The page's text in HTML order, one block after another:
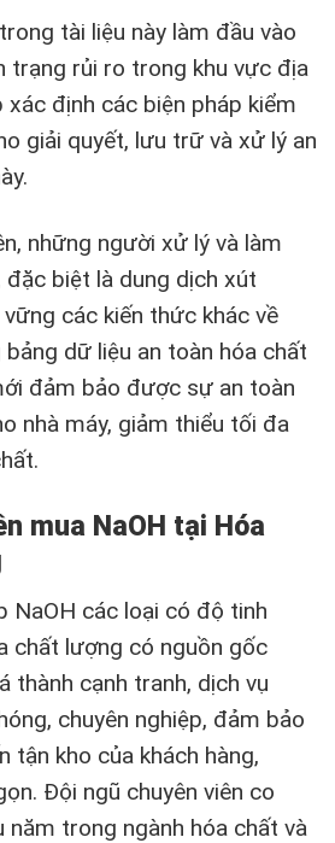
tài liệu này làm đầu vào
trạng rủi ro trong khu vực địa
định các biện pháp kiểm
giải quyết, lưu trữ và xử lý an
những người xử lý và làm
đặc biệt là dung dịch xút
các kiến thức khác về
dữ liệu an toàn hóa chất
đảm bảo được sự an toàn
nhà máy, giảm thiểu tối đa
mua NaOH tại Hóa
NaOH các loại có độ tinh
chất lượng có nguồn gốc
thành cạnh tranh, dịch vụ
chuyên nghiệp, đảm bảo
tận kho của khách hàng,
Đội ngũ chuyên viên co
năm trong ngành hóa chất và